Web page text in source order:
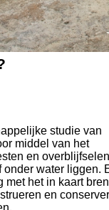
studie van
middel van het
en
onder water liggen.
met het in kaart
en